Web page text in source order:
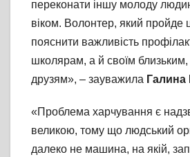
переконати іншу молоду
віком. Волонтер, який
пояснити важливість
школярам, а й своїм близьким,
друзям», – зауважила
«Проблема харчування є
великою, тому що людський
далеко не машина, на якій,